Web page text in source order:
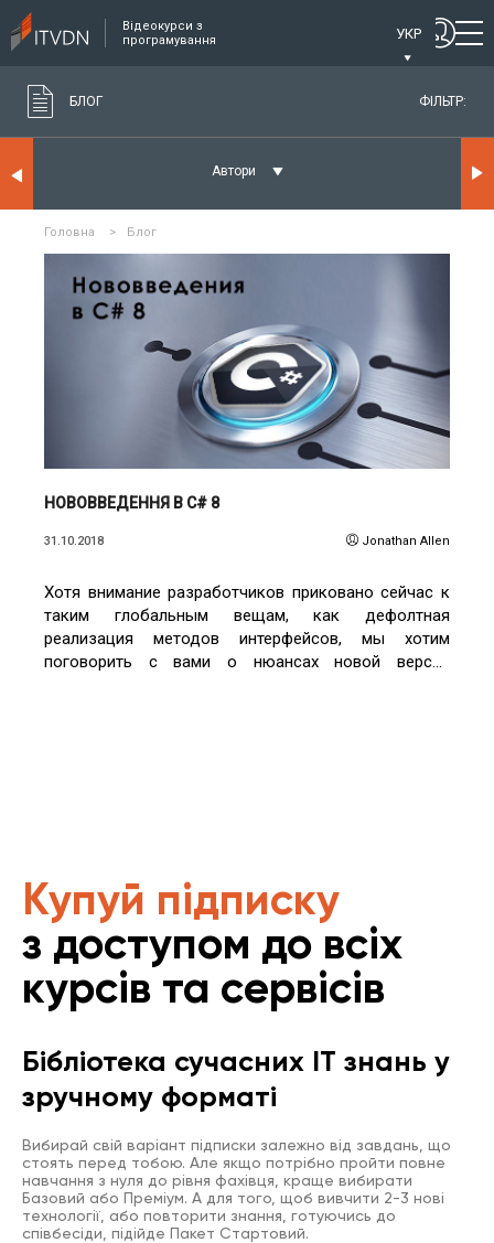
Відеокурси з
програмування
УКР
БЛОГ ФІЛЬТР:
Автори
Головна > Блог
ЧИТАТИ ДЕТАЛЬНІШЕ
НОВОВВЕДЕННЯ В С# 8
31.10.2018 Jonathan Allen
Хотя внимание разработчиков приковано сейчас к
таким глобальным вещам, как дефолтная
реализация методов интерфейсов, мы хотим
поговорить с вами о нюансах новой версии
Купуй підписку
з доступом до всіх
курсів та сервісів
Бібліотека сучасних IT знань у
зручному форматі
Вибирай свій варіант підписки залежно від завдань, що
стоять перед тобою. Але якщо потрібно пройти повне
навчання з нуля до рівня фахівця, краще вибирати
Базовий або Преміум. А для того, щоб вивчити 2-3 нові
технології, або повторити знання, готуючись до
співбесіди, підійде Пакет Стартовий.